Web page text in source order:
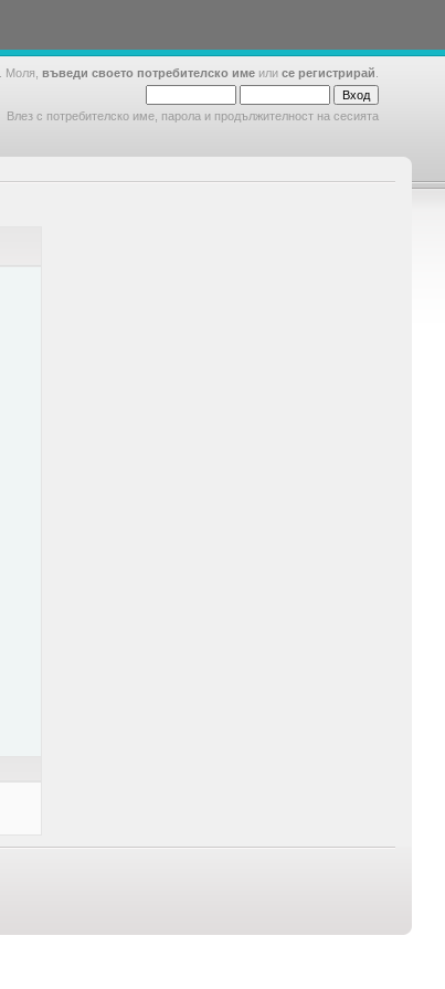
. Моля, въведи своето потребителско име или се регистрирай
Влез с потребителско име, парола и продължителност на сесията